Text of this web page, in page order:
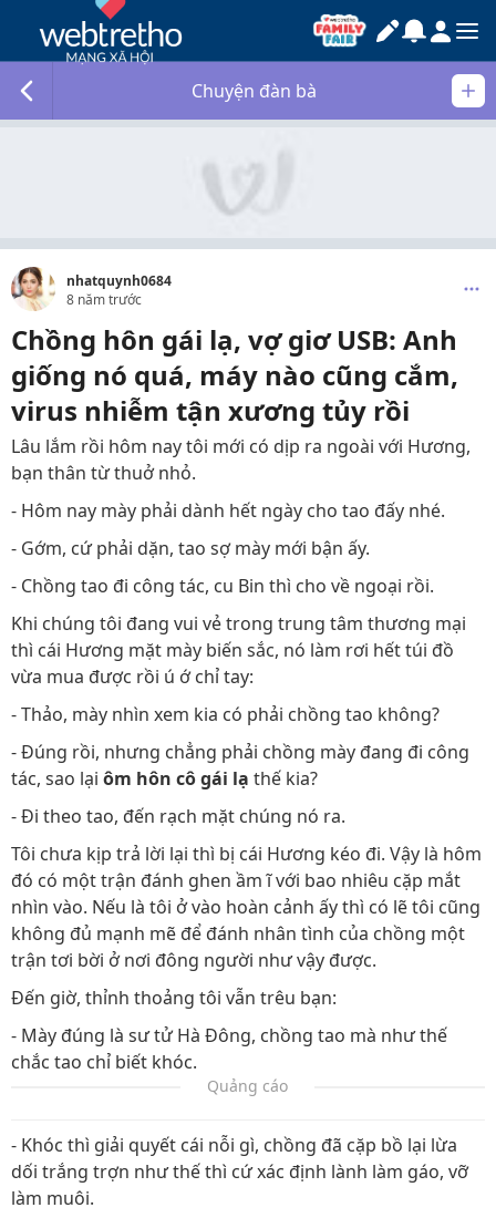
Chuyện đàn bà
nhatquynh0684
8 năm trước
Chồng hôn gái lạ, vợ giơ USB: Anh
giống nó quá, máy nào cũng cắm,
virus nhiễm tận xương tủy rồi
Lâu lắm rồi hôm nay tôi mới có dịp ra ngoài với Hương,
bạn thân từ thuở nhỏ.
- Hôm nay mày phải dành hết ngày cho tao đấy nhé.
- Gớm, cứ phải dặn, tao sợ mày mới bận ấy.
- Chồng tao đi công tác, cu Bin thì cho về ngoại rồi.
Khi chúng tôi đang vui vẻ trong trung tâm thương mại
thì cái Hương mặt mày biến sắc, nó làm rơi hết túi đồ
vừa mua được rồi ú ớ chỉ tay:
- Thảo, mày nhìn xem kia có phải chồng tao không?
- Đúng rồi, nhưng chẳng phải chồng mày đang đi công
tác, sao lại ôm hôn cô gái lạ thế kia?
- Đi theo tao, đến rạch mặt chúng nó ra.
Tôi chưa kịp trả lời lại thì bị cái Hương kéo đi. Vậy là hôm
đó có một trận đánh ghen ầm ĩ với bao nhiêu cặp mắt
nhìn vào. Nếu là tôi ở vào hoàn cảnh ấy thì có lẽ tôi cũng
không đủ mạnh mẽ để đánh nhân tình của chồng một
trận tơi bời ở nơi đông người như vậy được.
Đến giờ, thỉnh thoảng tôi vẫn trêu bạn:
- Mày đúng là sư tử Hà Đông, chồng tao mà như thế
chắc tao chỉ biết khóc.
Quảng cáo
- Khóc thì giải quyết cái nỗi gì, chồng đã cặp bồ lại lừa
dối trắng trợn như thế thì cứ xác định lành làm gáo, vỡ
làm muôi.